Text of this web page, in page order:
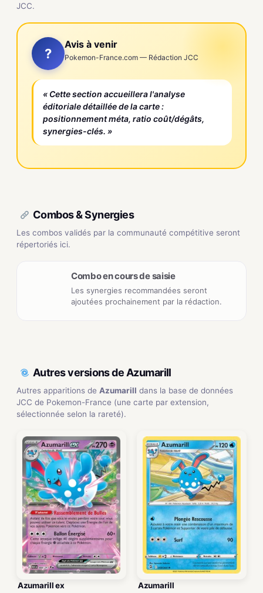
JCC.
?
Avis à venir
Pokemon-France.com — Rédaction JCC
« Cette section accueillera l'analyse
éditoriale détaillée de la carte :
positionnement méta, ratio coût/dégâts,
synergies-clés. »
Combos & Synergies
Les combos validés par la communauté compétitive seront
répertoriés ici.
Combo en cours de saisie
Les synergies recommandées seront
ajoutées prochainement par la rédaction.
Autres versions de Azumarill
Autres apparitions de Azumarill dans la base de données
JCC de Pokemon-France (une carte par extension,
sélectionnée selon la rareté).
Azumarill ex Azumarill